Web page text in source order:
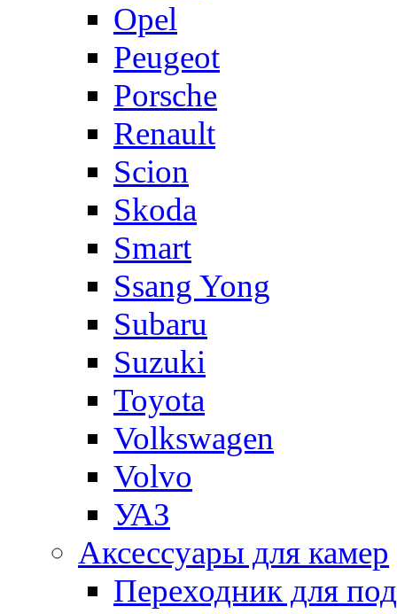
Opel
Peugeot
Porsche
Renault
Scion
Skoda
Smart
Ssang Yong
Subaru
Suzuki
Toyota
Volkswagen
Volvo
УАЗ
Аксессуары для камер
Переходник для